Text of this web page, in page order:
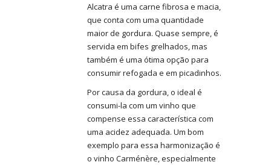
Alcatra é uma carne fibrosa e macia,
que conta com uma quantidade
maior de gordura. Quase sempre, é
servida em bifes grelhados, mas
também é uma ótima opção para
consumir refogada e em picadinhos.
Por causa da gordura, o ideal é
consumi-la com um vinho que
compense essa característica com
uma acidez adequada. Um bom
exemplo para essa harmonização é
o vinho Carménère, especialmente